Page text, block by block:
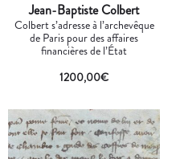
Jean-Baptiste Colbert
Colbert s’adresse à l’archevêque
de Paris pour des affaires
financières de l’État
1200,00€